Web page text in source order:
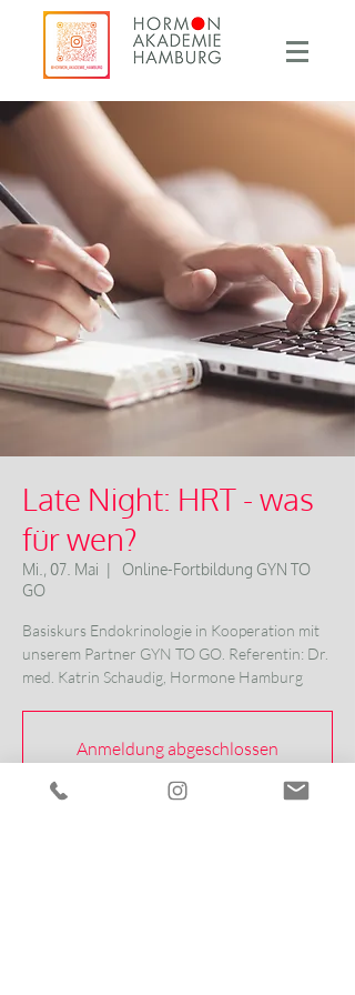
Late Night: HRT - was
für wen?
Mi., 07. Mai
  |
Online-Fortbildung GYN TO
GO
Basiskurs Endokrinologie in Kooperation mit
unserem Partner GYN TO GO. Referentin: Dr.
med. Katrin Schaudig, Hormone Hamburg
Anmeldung abgeschlossen
Veranstaltungen ansehen